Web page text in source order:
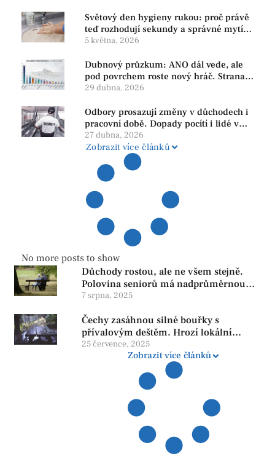
Světový den hygieny rukou: proč právě
teď rozhodují sekundy a správné mytí
rukou
5 května, 2026
Dubnový průzkum: ANO dál vede, ale
pod povrchem roste nový hráč. Strana
PRO se drží nejvýš mezi menšími
29 dubna, 2026
Odbory prosazují změny v důchodech i
pracovní době. Dopady pocítí i lidé v
našem regionu
27 dubna, 2026
Zobrazit více článků
No more posts to show
Důchody rostou, ale ne všem stejně.
Polovina seniorů má nadprůměrnou
penzi, tisíce však žijí pod hranicí
reformy
7 srpna, 2025
Čechy zasáhnou silné bouřky s
přívalovým deštěm. Hrozí lokální
zatopení
25 července, 2025
Zobrazit více článků